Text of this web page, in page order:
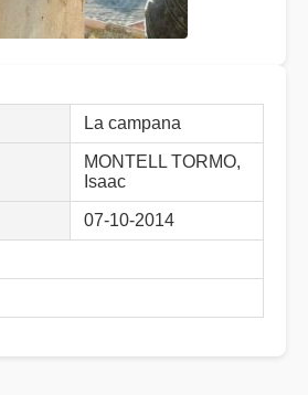
La campana
MONTELL TORMO,
Isaac
07-10-2014